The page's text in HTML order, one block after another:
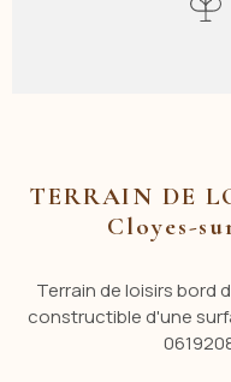
TERRAIN DE
Cloyes-
Terrain de loisirs bord
constructible d'une